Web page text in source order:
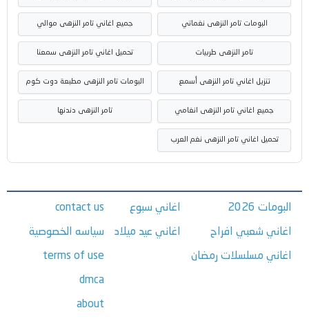
البومات تامر النزهى نغماتي جميع اغاني تامر النزهى موالي
تامر النزهى طربيات تحميل اغاني تامر النزهى سمعنا
تنزيل اغاني تامر النزهى أسمع البومات تامر النزهى مطبعة دوت كوم
جميع اغاني تامر النزهى انغامي تامر النزهى دندنها
تحميل اغاني تامر النزهى نغم العرب
البومات 2026
اغاني شعبي افراح
اغاني مسلسلات رمضان
اغاني سبوع
اغاني عيد ميلاد
contact us
سياسه الخصوصية
terms of use
dmca
about